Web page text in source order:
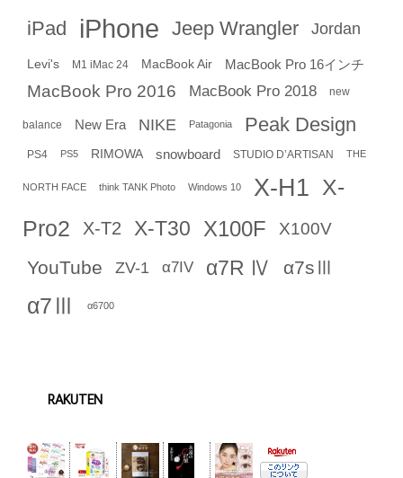
iPad iPhone Jeep Wrangler Jordan
Levi's M1 iMac 24 MacBook Air MacBook Pro 16インチ
MacBook Pro 2016 MacBook Pro 2018 new
balance New Era NIKE Patagonia Peak Design
PS4 PS5 RIMOWA snowboard STUDIO D’ARTISAN THE
NORTH FACE think TANK Photo Windows 10 X-H1 X-
Pro2
X-T2 X-T30 X100F X100V
YouTube ZV-1 α7IV α7R Ⅳ α7sⅢ
α7Ⅲ α6700
RAKUTEN